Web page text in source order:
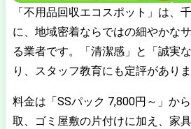
「不用品回収エコスポット」は、
に、地域密着ならではの細やかな
る業者です。「清潔感」と「誠実
り、スタッフ教育にも定評がありま
料金は「SSパック 7,800円～」か
取、ゴミ屋敷の片付けに加え、家